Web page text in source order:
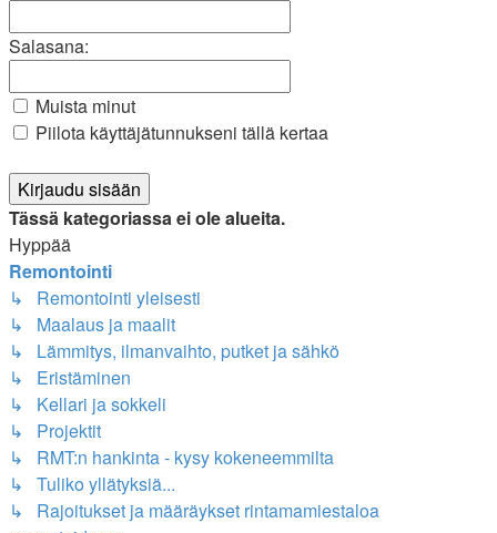
Salasana:
Muista minut
Piilota käyttäjätunnukseni tällä kertaa
Tässä kategoriassa ei ole alueita.
Hyppää
Remontointi
↳ Remontointi yleisesti
↳ Maalaus ja maalit
↳ Lämmitys, ilmanvaihto, putket ja sähkö
↳ Eristäminen
↳ Kellari ja sokkeli
↳ Projektit
↳ RMT:n hankinta - kysy kokeneemmilta
↳ Tuliko yllätyksiä...
↳ Rajoitukset ja määräykset rintamamiestaloa